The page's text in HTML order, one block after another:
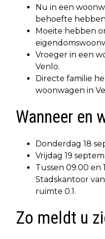
Nu in een
behoefte
Moeite hebben
Vroeger in een
Venlo.
Directe familie
woonwagen in
Wanneer en
Donderdag 18
Vrijdag 19
Tussen 09.00 en
Stadskantoor
ruimte 0.1.
Zo meldt u